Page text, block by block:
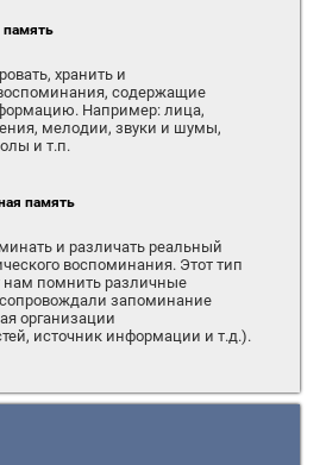
память
хранить и
содержащие
Например: лица,
мелодии, звуки и шумы,
и т.п.
память
и различать реальный
воспоминания. Этот тип
нам помнить различные
запоминание
организации
источник информации и т.д.).